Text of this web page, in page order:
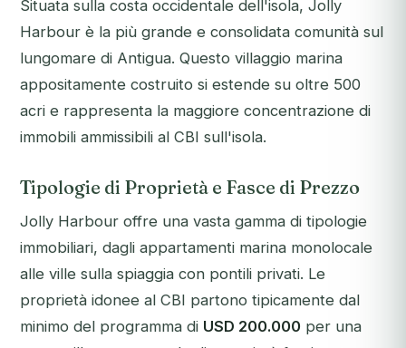
Situata sulla costa occidentale dell'isola, Jolly
Harbour è la più grande e consolidata comunità sul
lungomare di Antigua. Questo villaggio marina
appositamente costruito si estende su oltre 500
acri e rappresenta la maggiore concentrazione di
immobili ammissibili al CBI sull'isola.
Tipologie di Proprietà e Fasce di Prezzo
Jolly Harbour offre una vasta gamma di tipologie
immobiliari, dagli appartamenti marina monolocale
alle ville sulla spiaggia con pontili privati. Le
proprietà idonee al CBI partono tipicamente dal
minimo del programma di USD 200.000 per una